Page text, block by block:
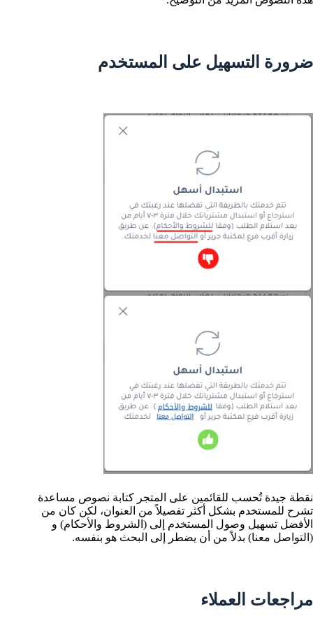
ضرورة التسهيل على المستخدم
نقطة جيدة تُحسب للقائمين على المتجر كتابة نصوص مساعدة
تشرح للمستخدم بشكل أكثر تفصيلاً من العنوان، لكن كان من
الأفضل تسهيل وصول المستخدم إلى (الشروط والأحكام) و
(التواصل معنا) بدلاً من أن يضطر إلى البحث هو بنفسه.
مراجعات العملاء